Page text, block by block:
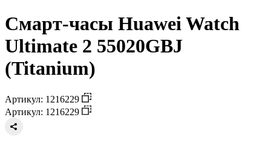
Смарт-часы Huawei Watch
Ultimate 2 55020GBJ
(Titanium)
Артикул: 1216229
Артикул: 1216229